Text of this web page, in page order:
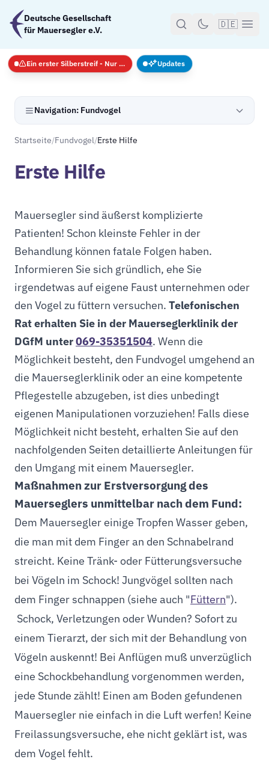
Zum Hauptinhalt springen
Deutsche Gesellschaft
für Mauersegler e.V.
🇩🇪
Navigation: Fundvogel
Startseite/Fundvogel/Erste Hilfe
Erste Hilfe
Mauersegler sind äußerst komplizierte
Patienten! Schon kleinste Fehler in der
Behandlung können fatale Folgen haben.
Informieren Sie sich gründlich, ehe Sie
irgendetwas auf eigene Faust unternehmen oder
den Vogel zu füttern versuchen. Telefonischen
Rat erhalten Sie in der Mauerseglerklinik der
DGfM unter069-35351504. Wenn die
Möglichkeit besteht, den Fundvogel umgehend an
die Mauerseglerklinik oder an eine kompetente
Pflegestelle abzugeben, ist dies unbedingt
eigenen Manipulationen vorzuziehen! Falls diese
Möglichkeit nicht besteht, erhalten Sie auf den
nachfolgenden Seiten detaillierte Anleitungen für
den Umgang mit einem Mauersegler.
Maßnahmen zur Erstversorgung des
Mauerseglers unmittelbar nach dem Fund:
Dem Mauersegler einige Tropfen Wasser geben,
die man mit dem Finger an den Schnabelrand
streicht. Keine Tränk- oder Fütterungsversuche
bei Vögeln im Schock! Jungvögel sollten nach
dem Finger schnappen (siehe auch "Füttern").
Schock, Verletzungen oder Wunden? Sofort zu
einem Tierarzt, der sich mit der Behandlung von
Vögeln auskennt! Bei Anflügen muß unverzüglich
eine Schockbehandlung vorgenommen werden,
jede Stunde zählt! Einen am Boden gefundenen
Mauersegler nie einfach in die Luft werfen! Keine
Freilassungsversuche, ehe nicht geklärt ist, was
dem Vogel fehlt.
Ein erster Silberstreif - Nur Notfälle Updates